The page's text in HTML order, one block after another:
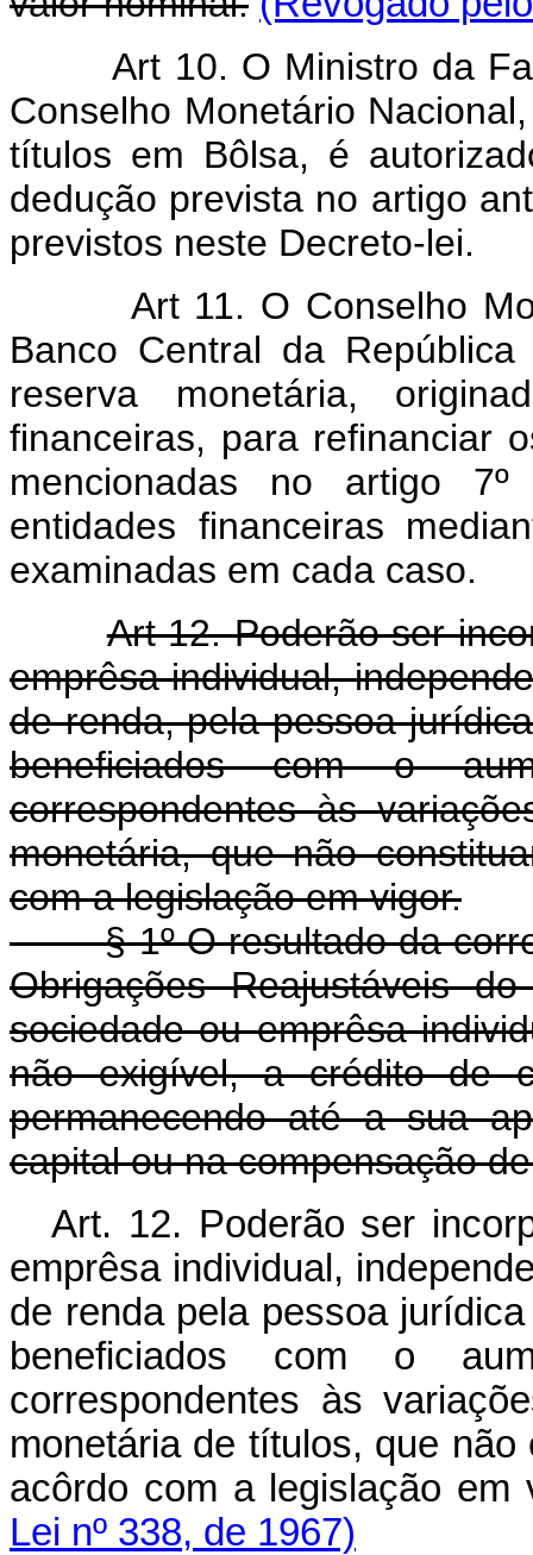
Art 10. O Ministro da
Conselho Monetário
títulos em Bôlsa, é
dedução prevista no artigo
previstos neste Decreto-lei.
Art 11. O Conselho
Banco Central da
reserva monetária,
financeiras, para refinanciar
mencionadas no artigo
entidades financeiras
examinadas em cada caso.
Art 12. Poderão ser
emprêsa individual,
de renda, pela pessoa
beneficiados com o
correspondentes às
monetária, que não
com a legislação em vigor.
§ 1º O resultado da
Obrigações Reajustáveis
sociedade ou emprêsa
não exigível, a crédito de
permanecendo até a sua
capital ou na compensação
Art. 12. Poderão ser
emprêsa individual,
de renda pela pessoa
beneficiados com o
correspondentes às
monetária de títulos, que
acôrdo com a legislação em
Lei nº 338, de 1967)